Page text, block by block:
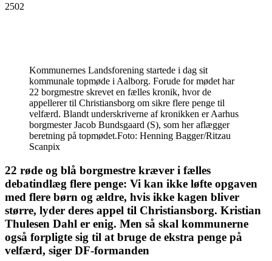
2502
Kommunernes Landsforening startede i dag sit
kommunale topmøde i Aalborg. Forude for mødet har
22 borgmestre skrevet en fælles kronik, hvor de
appellerer til Christiansborg om sikre flere penge til
velfærd. Blandt underskriverne af kronikken er Aarhus
borgmester Jacob Bundsgaard (S), som her aflægger
beretning på topmødet.Foto: Henning Bagger/Ritzau
Scanpix
22 røde og blå borgmestre kræver i fælles
debatindlæg flere penge: Vi kan ikke løfte opgaven
med flere børn og ældre, hvis ikke kagen bliver
større, lyder deres appel til Christiansborg. Kristian
Thulesen Dahl er enig. Men så skal kommunerne
også forpligte sig til at bruge de ekstra penge på
velfærd, siger DF-formanden